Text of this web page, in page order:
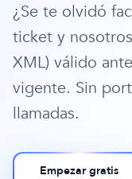
¿Se te olvidó
ticket y
XML) válido
vigente. Sin
llamadas.
Empezar gratis